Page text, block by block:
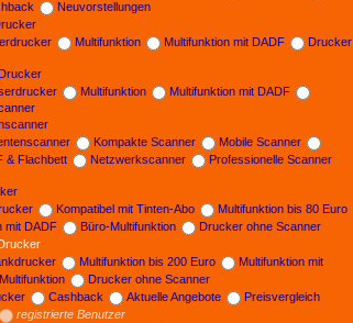
Neuvorstellungen
Multifunktion Multifunktion mit DADF
Drucker
Multifunktion
Multifunktion mit DADF
Kompakte Scanner
Mobile Scanner
& Flachbett
Netzwerkscanner
Professionelle Scanner
Kompatibel mit Tinten-Abo
Multifunktion bis 80 Euro
mit DADF
Büro-Multifunktion
Drucker ohne Scanner
Multifunktion bis 200 Euro
Multifunktion mit
Drucker ohne Scanner
Cashback Aktuelle Angebote
Preisvergleich
registrierte Benutzer